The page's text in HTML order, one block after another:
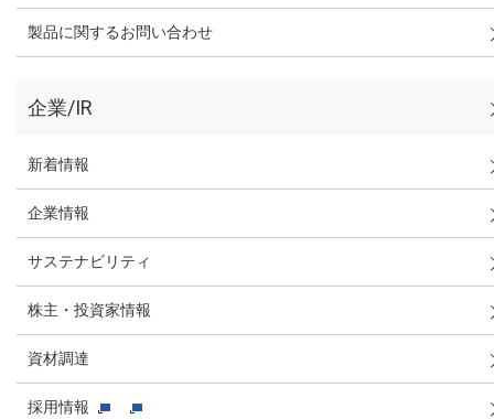
製品に関するお問い合わせ
企業/IR
新着情報
企業情報
サステナビリティ
株主・投資家情報
資材調達
採用情報